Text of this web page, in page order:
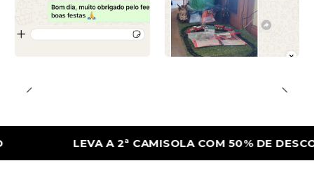
LEVA A 2ª CAMISOLA COM 50% DE DESCONTO